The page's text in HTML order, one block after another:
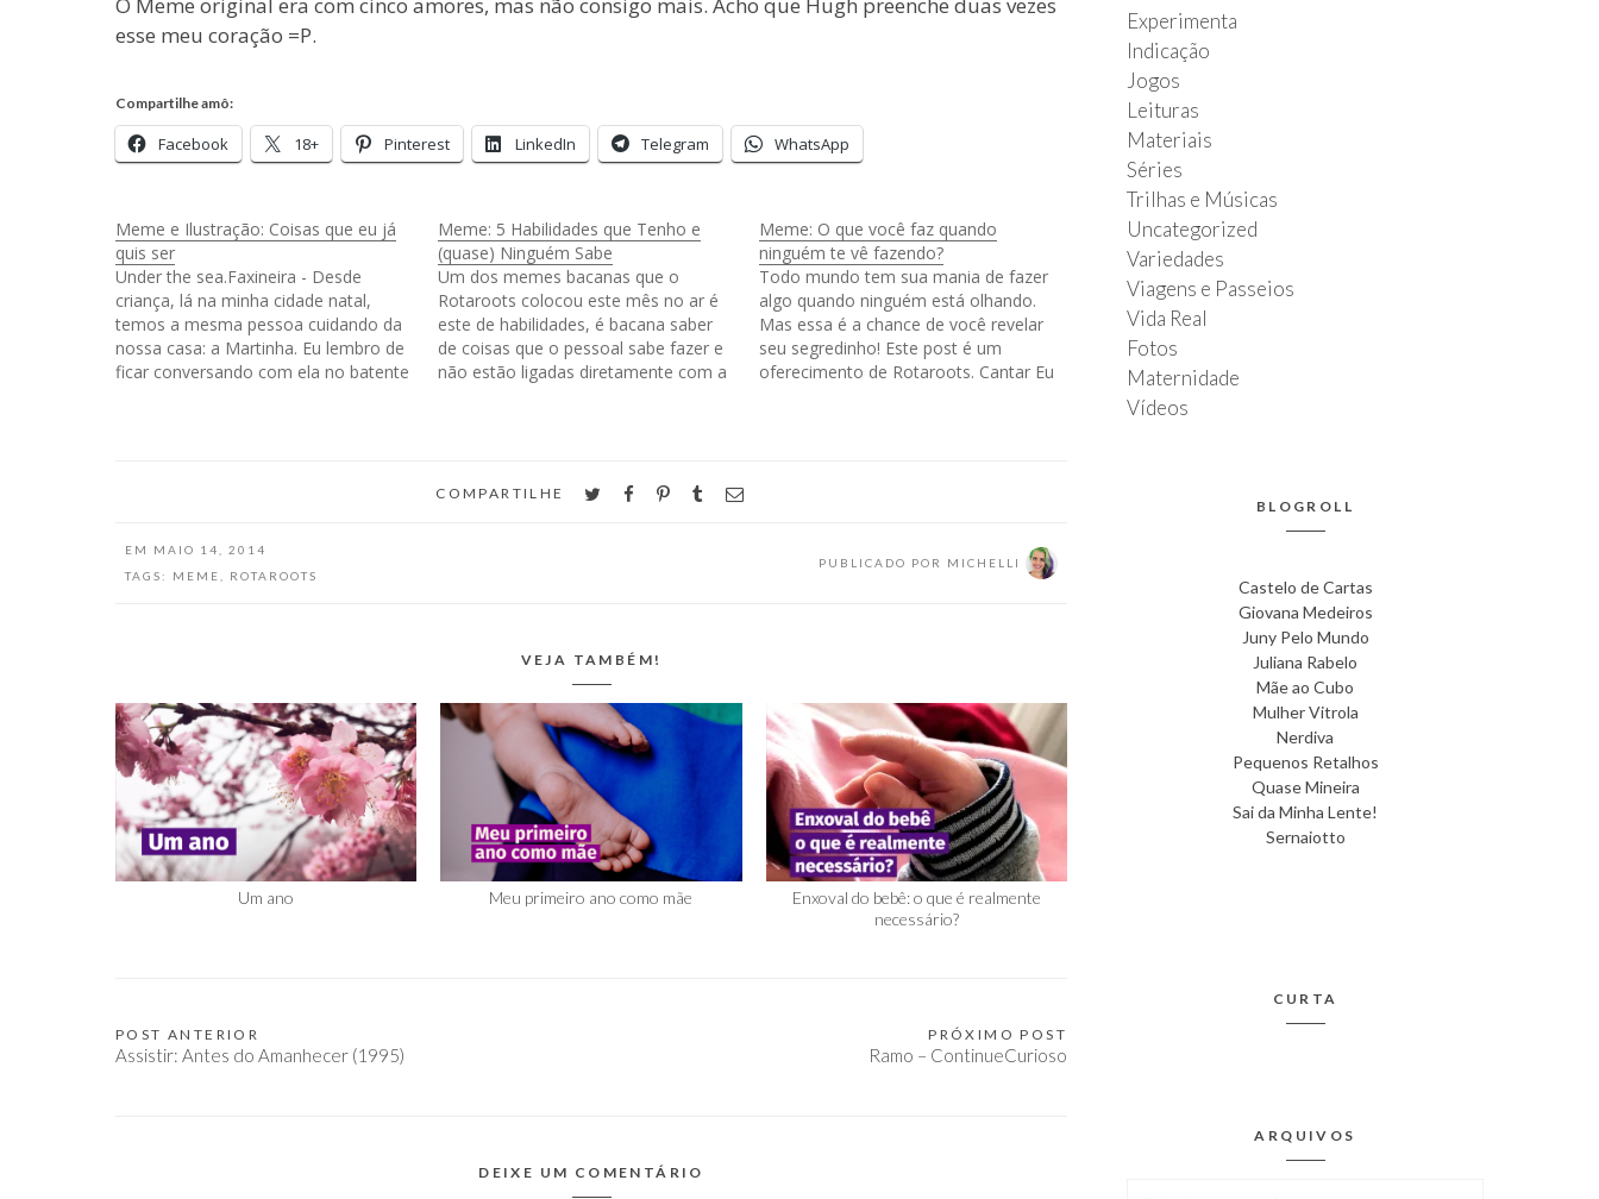
O Meme original era com cinco amores, mas não consigo mais. Acho que Hugh preenche duas vezes
esse meu coração =P.
Compartilhe amô:
Facebook 18+ Pinterest LinkedIn Telegram WhatsApp
Meme e Ilustração: Coisas que eu já
quis ser
Under the sea.Faxineira - Desde
criança, lá na minha cidade natal,
temos a mesma pessoa cuidando da
nossa casa: a Martinha. Eu lembro de
ficar conversando com ela no batente
Meme: 5 Habilidades que Tenho e
(quase) Ninguém Sabe
Um dos memes bacanas que o
Rotaroots colocou este mês no ar é
este de habilidades, é bacana saber
de coisas que o pessoal sabe fazer e
não estão ligadas diretamente com a
Meme: O que você faz quando
ninguém te vê fazendo?
Todo mundo tem sua mania de fazer
algo quando ninguém está olhando.
Mas essa é a chance de você revelar
seu segredinho! Este post é um
oferecimento de Rotaroots. Cantar Eu
COMPARTILHE twitterfacebookpinterest
tumblr
EM
MAIO 14, 2014
TAGS:
MEME ROTAROOTS
PUBLICADO POR MICHELLI
VEJA TAMBÉM!
Um ano Meu primeiro ano como mãe
Enxoval do bebê: o que é realmente
necessário?
Navegação
POST ANTERIOR
Assistir: Antes do Amanhecer (1995)
PRÓXIMO POST
Ramo – ContinueCurioso
DEIXE UM COMENTÁRIO
Experimenta
Indicação
Jogos
Leituras
Materiais
Séries
Trilhas e Músicas
Uncategorized
Variedades
Viagens e Passeios
Vida Real
Fotos
Maternidade
Vídeos
BLOGROLL
Castelo de Cartas
Giovana Medeiros
Juny Pelo Mundo
Juliana Rabelo
Mãe ao Cubo
Mulher Vitrola
Nerdiva
Pequenos Retalhos
Quase Mineira
Sai da Minha Lente!
Sernaiotto
CURTA
ARQUIVOS
Arquivos